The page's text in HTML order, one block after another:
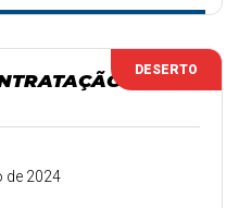
DESERTO
de 2024